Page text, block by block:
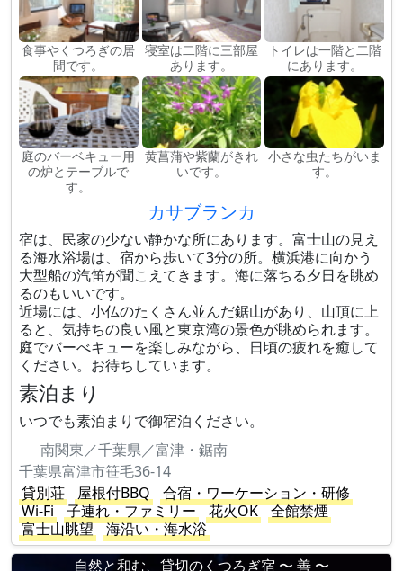
食事やくつろぎの居
間です。
寝室は二階に三部屋
あります。
トイレは一階と二階
にあります。
庭のバーベキュー用
の炉とテーブルで
す。
黄菖蒲や紫蘭がきれ
いです。
小さな虫たちがいま
す。
カサブランカ
宿は、民家の少ない静かな所にあります。富士山の見え
る海水浴場は、宿から歩いて3分の所。横浜港に向かう
大型船の汽笛が聞こえてきます。海に落ちる夕日を眺め
るのもいいです。
近場には、小仏のたくさん並んだ鋸山があり、山頂に上
ると、気持ちの良い風と東京湾の景色が眺められます。
庭でバーべキューを楽しみながら、日頃の疲れを癒して
ください。お待ちしています。
素泊まり
いつでも素泊まりで御宿泊ください。
南関東／千葉県／富津・鋸南
千葉県富津市笹毛36-14
貸別荘
屋根付BBQ
合宿・ワーケーション・研修
Wi-Fi
子連れ・ファミリー 花火OK
全館禁煙
富士山眺望
海沿い・海水浴
自然と和む、貸切のくつろぎ宿 〜 善 〜